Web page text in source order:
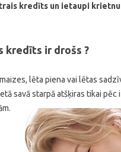
kredīts un ietaupi krietnu
kredīts ir drošs ?
lēta piena vai lētas
savāstarpā atšķiras tikai pēc